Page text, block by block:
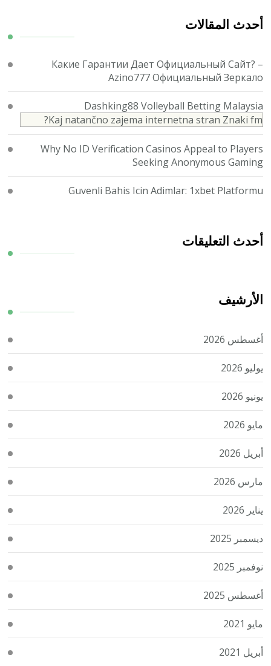
ما؟
أحدث المقالات
Какие Гарантии Дает Официальный Сайт? –
Azino777 Официальный Зеркало
Dashking88 Volleyball Betting Malaysia
Kaj natančno zajema internetna stran Znaki fm?
Why No ID Verification Casinos Appeal to Players
Seeking Anonymous Gaming
Guvenli Bahis Icin Adimlar: 1xbet Platformu
أحدث التعليقات
الأرشيف
أغسطس 2026
يوليو 2026
يونيو 2026
مايو 2026
أبريل 2026
مارس 2026
يناير 2026
ديسمبر 2025
نوفمبر 2025
أغسطس 2025
مايو 2021
أبريل 2021